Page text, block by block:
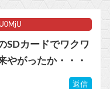
SDカードでワクワ
やがったか・・・
返信